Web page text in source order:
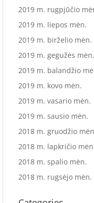
2019 m. rugpjūčio
2019 m. liepos mėn.
2019 m. birželio mėn.
2019 m. gegužės mėn.
2019 m. balandžio
2019 m. kovo mėn.
2019 m. vasario mėn.
2019 m. sausio mėn.
2018 m. gruodžio
2018 m. lapkričio
2018 m. spalio mėn.
2018 m. rugsėjo mėn.